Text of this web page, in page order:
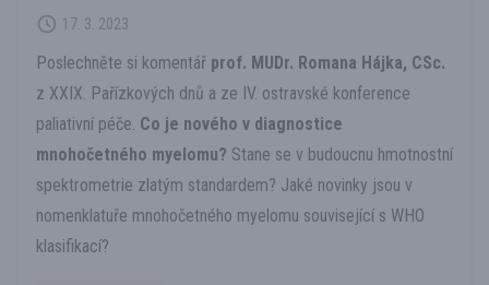
17. 3. 2023
Poslechněte si komentář prof. MUDr. Romana Hájka, CSc.
z XXIX. Pařízkových dnů a ze IV. ostravské konference
paliativní péče. Co je nového v diagnostice
mnohočetného myelomu? Stane se v budoucnu hmotnostní
spektrometrie zlatým standardem? Jaké novinky jsou v
nomenklatuře mnohočetného myelomu související s WHO
klasifikací?